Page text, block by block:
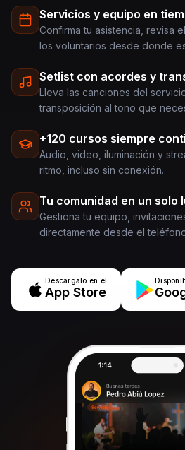
Servicios y equipo en
Confirma tu asistencia, revisa
los voluntarios desde donde
Setlist con acordes y
Lleva las canciones del
transposición al tono que
+120 cursos siempre
Audio, video, iluminación y
ritmo, incluso sin conexión.
Tu comunidad en un solo
Gestiona tu equipo,
directamente desde el
Descárgalo en el
App Store